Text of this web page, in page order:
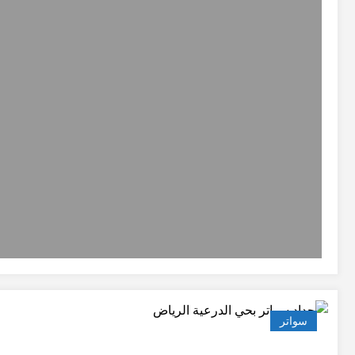
سواتر